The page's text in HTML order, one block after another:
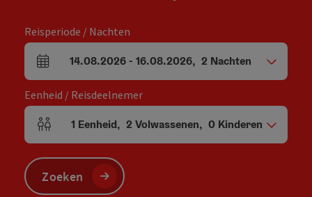
Reisperiode / Nachten
Velden voor aankomst en vertrek
14.08.2026- 16.08.2026, 2 Nachten
Eenheid / Reisdeelnemer
Aantal eenheden en persoonsvelden
1 Eenheid, 2 Volwassenen, 0 Kinderen
Zoeken